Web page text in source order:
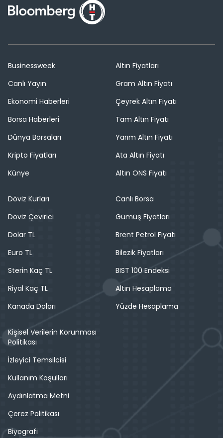
Businessweek
Canlı Yayın
Ekonomi Haberleri
Borsa Haberleri
Dünya Borsaları
Kripto Fiyatları
Künye
Altın Fiyatları
Gram Altın Fiyatı
Çeyrek Altın Fiyatı
Tam Altın Fiyatı
Yarım Altın Fiyatı
Ata Altın Fiyatı
Altın ONS Fiyatı
Döviz Kurları
Döviz Çevirici
Dolar TL
Euro TL
Sterin Kaç TL
Riyal Kaç TL
Kanada Doları
Canlı Borsa
Gümüş Fiyatları
Brent Petrol Fiyatı
Bilezik Fiyatları
BIST 100 Endeksi
Altın Hesaplama
Yüzde Hesaplama
Kişisel Verilerin Korunması
Politikası
İzleyici Temsilcisi
Kullanım Koşulları
Aydınlatma Metni
Çerez Politikası
Biyografi